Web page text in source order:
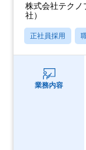
株式会社テクノ
社）
正社員採用
業務内容